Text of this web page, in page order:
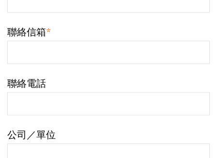
聯絡信箱*
聯絡電話
公司／單位